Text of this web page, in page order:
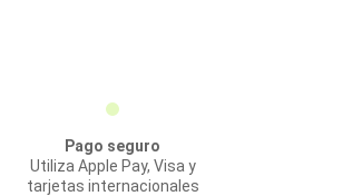
Pago seguro
Utiliza Apple Pay, Visa y
tarjetas internacionales